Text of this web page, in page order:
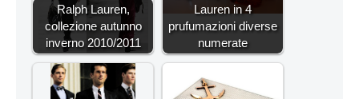
Ralph Lauren,
collezione autunno
inverno 2010/2011
Lauren in 4
prufumazioni diverse
numerate